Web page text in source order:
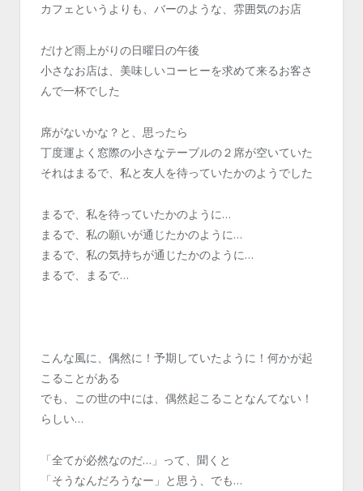
カフェというよりも、バーのような、雰囲気のお店
だけど雨上がりの日曜日の午後
小さなお店は、美味しいコーヒーを求めて来るお客さ
んで一杯でした
席がないかな？と、思ったら
丁度運よく窓際の小さなテーブルの２席が空いていた
それはまるで、私と友人を待っていたかのようでした
まるで、私を待っていたかのように…
まるで、私の願いが通じたかのように…
まるで、私の気持ちが通じたかのように…
まるで、まるで…
こんな風に、偶然に！予期していたように！何かが起
こることがある
でも、この世の中には、偶然起こることなんてない！
らしい…
「全てが必然なのだ…」って、聞くと
「そうなんだろうなー」と思う、でも…